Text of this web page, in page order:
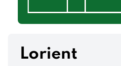
Lorient